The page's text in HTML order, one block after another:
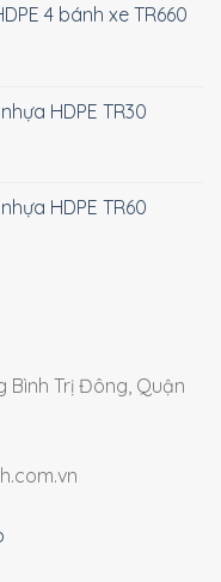
4 bánh xe TR660
HDPE TR30
HDPE TR60
Bình Trị Đông, Quận